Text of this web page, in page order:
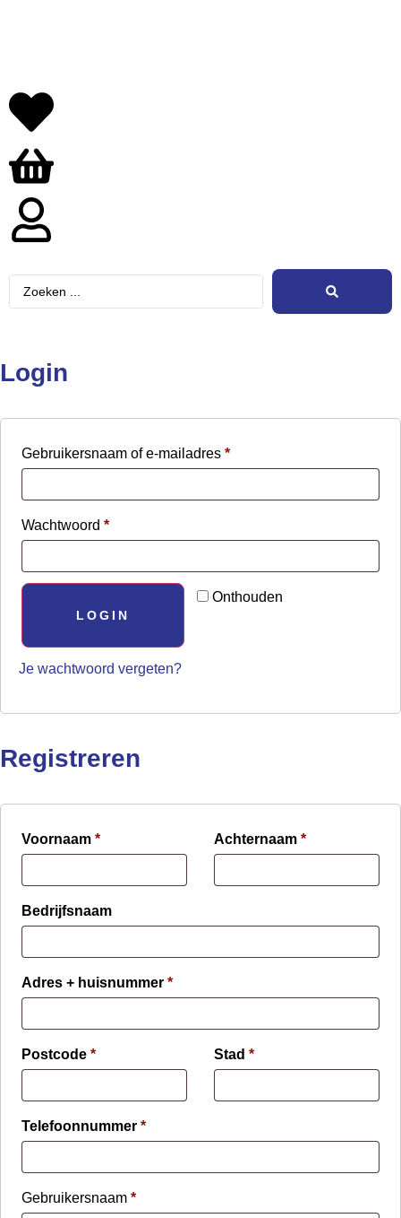
Login
Gebruikersnaam of e-mailadres *
Wachtwoord *
Onthouden
LOGIN
Je wachtwoord vergeten?
Registreren
Voornaam * Achternaam *
Bedrijfsnaam
Adres + huisnummer *
Stad *
Postcode *
Telefoonnummer *
Gebruikersnaam *